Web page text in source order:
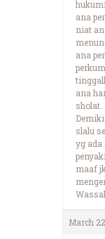
ana
niat
ana
ana
sholat.
slalu
yg ada
maaf
March